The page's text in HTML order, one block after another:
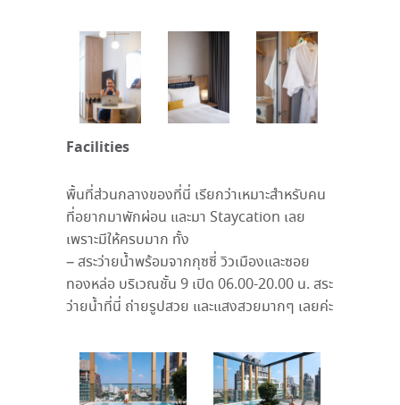
Facilities
พื้นที่ส่วนกลางของที่นี่ เรียกว่าเหมาะสำหรับคน
ที่อยากมาพักผ่อน และมา Staycation เลย
เพราะมีให้ครบมาก ทั้ง
– สระว่ายน้ำพร้อมจากกุซซี่ วิวเมืองและซอย
ทองหล่อ บริเวณชั้น 9 เปิด 06.00-20.00 น. สระ
ว่ายน้ำที่นี่ ถ่ายรูปสวย และแสงสวยมากๆ เลยค่ะ